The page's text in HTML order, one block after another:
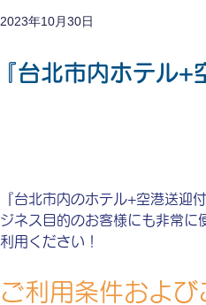
2023年10月30日
『台北市内ホテル+
『台北市内のホテル+空港送迎
ジネス目的のお客様にも非常
利用ください！
ご利用条件およ